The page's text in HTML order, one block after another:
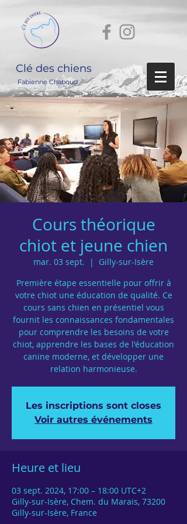
Clé des chiens
Fabienne Chaboud
Cours théorique
chiot et jeune chien
mar. 03 sept.
  |
Gilly-sur-Isère
Première étape essentielle pour offrir à
votre chiot une éducation de qualité. Ce
cours sans chien en présentiel vous
fournit les connaissances fondamentales
pour comprendre les besoins de votre
chiot, apprendre les bases de l'éducation
canine moderne, et développer une
relation harmonieuse.
Les inscriptions sont closes
Voir autres événements
Heure et lieu
03 sept. 2024, 17:00 – 18:00 UTC+2
Gilly-sur-Isère, Chem. du Marais, 73200
Gilly-sur-Isère, France